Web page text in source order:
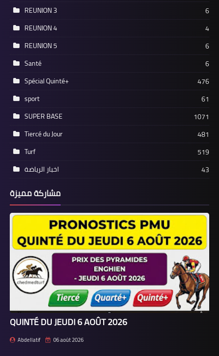
REUNION 3
6
REUNION 4
4
REUNION 5
6
Santé
6
Spécial Quinté+
476
sport
61
SUPER BASE
1071
Tiercé du Jour
481
Turf
519
اخبار الرياضة
43
مشاركة مميزة
QUINTÉ DU JEUDI 6 AOÛT 2026
Abdellatif 06 août 2026